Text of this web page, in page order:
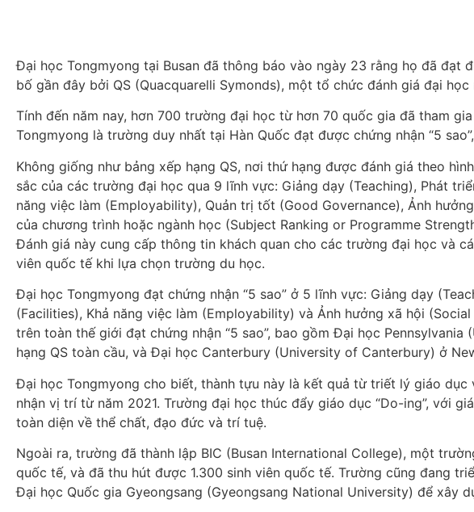
Đại học Tongmyong tại Busan đã thông báo vào ngày 23 rằng họ đã đạt
bố gần đây bởi QS (Quacquarelli Symonds), một tổ chức đánh giá đại
Tính đến năm nay, hơn 700 trường đại học từ hơn 70 quốc gia đã tham
Tongmyong là trường duy nhất tại Hàn Quốc đạt được chứng nhận “5
Không giống như bảng xếp hạng QS, nơi thứ hạng được đánh giá theo
sắc của các trường đại học qua 9 lĩnh vực: Giảng dạy (Teaching), Phát
năng việc làm (Employability), Quản trị tốt (Good Governance), Ảnh
của chương trình hoặc ngành học (Subject Ranking or Programme
Đánh giá này cung cấp thông tin khách quan cho các trường đại học và
viên quốc tế khi lựa chọn trường du học.
Đại học Tongmyong đạt chứng nhận “5 sao” ở 5 lĩnh vực: Giảng dạy
(Facilities), Khả năng việc làm (Employability) và Ảnh hưởng xã hội
trên toàn thế giới đạt chứng nhận “5 sao”, bao gồm Đại học
hạng QS toàn cầu, và Đại học Canterbury (University of Canterbury) ở
Đại học Tongmyong cho biết, thành tựu này là kết quả từ triết lý giáo
nhận vị trí từ năm 2021. Trường đại học thúc đẩy giáo dục “Do-ing”, với
toàn diện về thể chất, đạo đức và trí tuệ.
Ngoài ra, trường đã thành lập BIC (Busan International College), một
quốc tế, và đã thu hút được 1.300 sinh viên quốc tế. Trường cũng đang
Đại học Quốc gia Gyeongsang (Gyeongsang National University) để xây